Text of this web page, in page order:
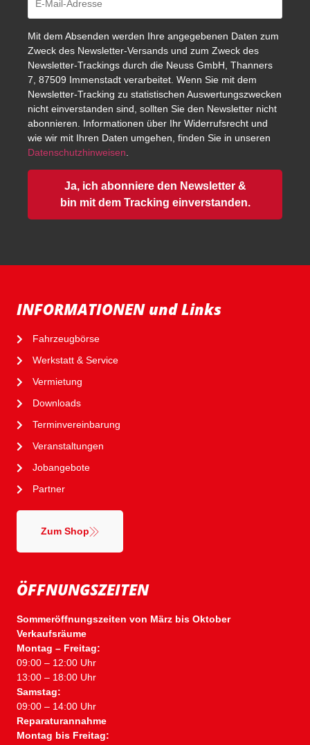
Mit dem Absenden werden Ihre angegebenen Daten zum
Zweck des Newsletter-Versands und zum Zweck des
Newsletter-Trackings durch die Neuss GmbH, Thanners
7, 87509 Immenstadt verarbeitet. Wenn Sie mit dem
Newsletter-Tracking zu statistischen Auswertungszwecken
nicht einverstanden sind, sollten Sie den Newsletter nicht
abonnieren. Informationen über Ihr Widerrufsrecht und
wie wir mit Ihren Daten umgehen, finden Sie in unseren
Datenschutzhinweisen
Ja, ich abonniere den Newsletter &
bin mit dem Tracking einverstanden.
ÖFFNUNGSZEITEN
Sommeröffnungszeiten von März bis Oktober
Verkaufsräume
Montag – Freitag:
09:00 – 12:00 Uhr
13:00 – 18:00 Uhr
Samstag:
09:00 – 14:00 Uhr
Reparaturannahme
Montag bis Freitag:
INFORMATIONEN und Links
Fahrzeugbörse
Werkstatt & Service
Vermietung
Downloads
Terminvereinbarung
Veranstaltungen
Jobangebote
Partner
Zum Shop